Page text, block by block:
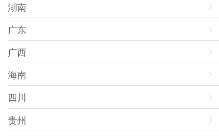
湖南
广东
广西
海南
四川
贵州